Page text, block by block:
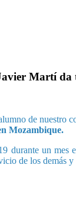
Martí da
de nuestro
Mozambique.
durante un
de los demás